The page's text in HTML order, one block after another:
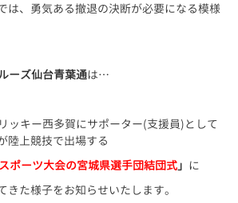
は、勇気ある撤退の決断が必要になる模様
ーズ仙台青葉通は…
ッキー西多賀にサポーター(支援員)として
陸上競技で出場する
ポーツ大会の宮城県選手団結団式」 に
きた様子をお知らせいたします。